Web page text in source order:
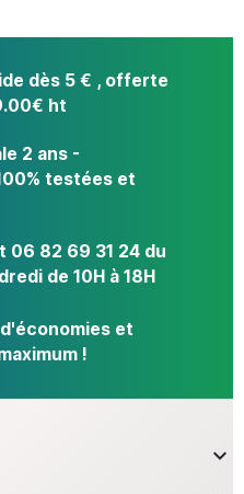
dès 5 € , offerte
ht
2 ans -
testées et
06 82 69 31 24 du
de 10H à 18H
et
!
